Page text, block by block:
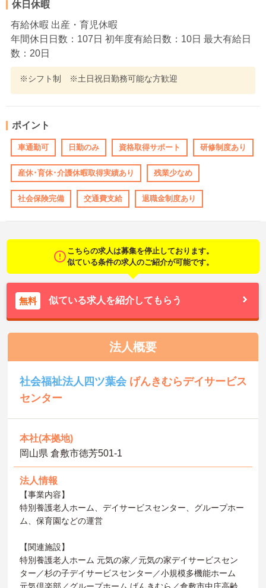
休日休暇
有給休暇 出産・育児休暇
年間休日日数：107日 初年度有給日数：10日 最大有給日
数：20日
※シフト制 ※土日祝日勤務可能な方歓迎
ポイント
車通勤可 日勤のみ 資格取得サポート 研修制度あり
産休･育休･介護休暇取得実績あり 残業少なめ
社会保険完備 交通費支給 退職金制度あり
こちらの求人は募集を停止しております。
似ている条件の求人のご紹介が可能です。
無料 似ている求人を紹介してもらう
法人概要
社会福祉法人四ツ葉会 げんきむらデイサービス
センター
本社(本拠地)
岡山県 倉敷市徳芳501-1
法人情報
【事業内容】
特別養護老人ホーム、デイサービスセンター、グループホー
ム、保育園などの運営
【関連施設】
特別養護老人ホーム 元気の家／元気の家デイサービスセン
ター／杉の子デイサービスセンター／小規模多機能ホーム
元気倶楽部／グループホーム げんきむら／倉敷市中庄高齢